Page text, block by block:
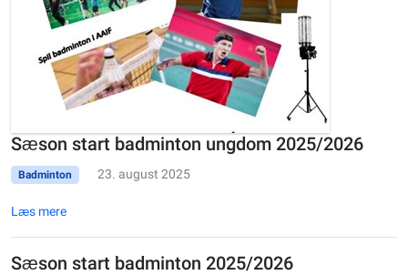
Sæson start badminton ungdom 2025/2026
Badminton 23. august 2025
Læs mere
Sæson start badminton 2025/2026